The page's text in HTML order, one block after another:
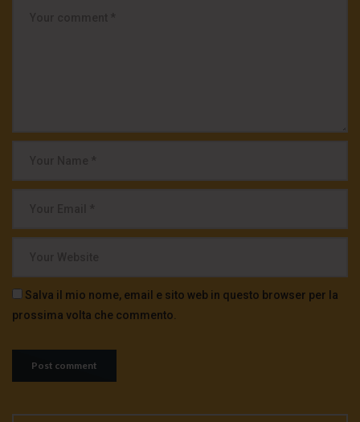
Salva il mio nome, email e sito web in questo browser per la
prossima volta che commento.